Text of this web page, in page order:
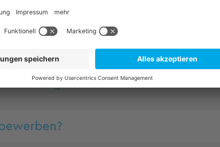
Stellenbörse aktuell?
zur ausgeschriebenen Stelle?